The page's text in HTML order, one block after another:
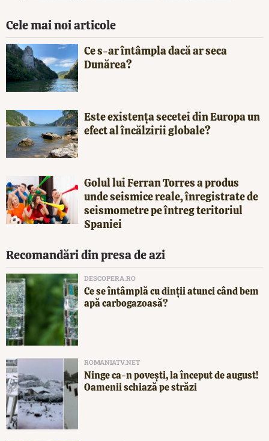
Cele mai noi articole
Ce s-ar întâmpla dacă ar seca
Dunărea?
Este existența secetei din Europa un
efect al încălzirii globale?
Golul lui Ferran Torres a produs
unde seismice reale, înregistrate de
seismometre pe întreg teritoriul
Spaniei
Recomandări din presa de azi
DESCOPERA.RO
Ce se întâmplă cu dinții atunci când bem
apă carbogazoasă?
ROMANIATV.NET
Ninge ca-n povești, la început de august!
Oamenii schiază pe străzi